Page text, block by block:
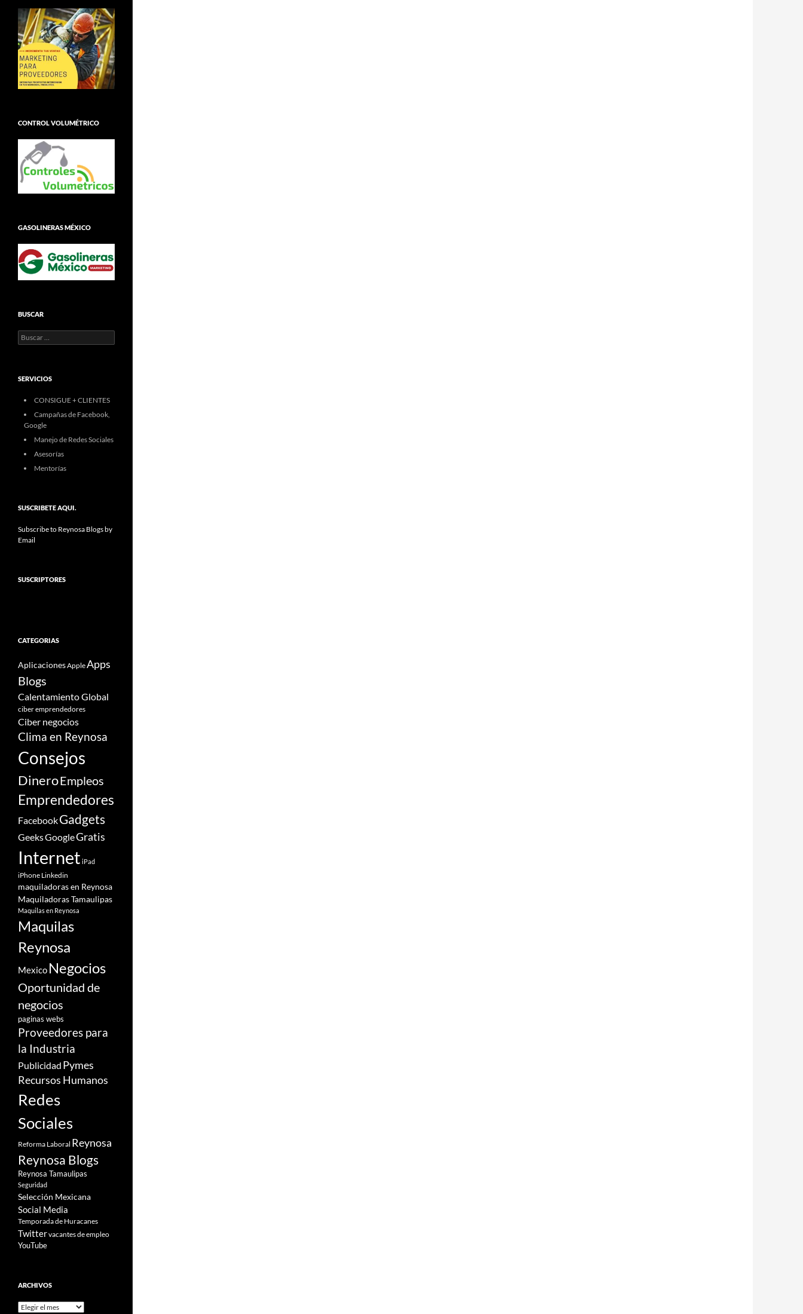
CONTROL VOLUMÉTRICO
GASOLINERAS MÉXICO
BUSCAR
Buscar:
SERVICIOS
CONSIGUE + CLIENTES
Campañas de Facebook,
Google
Manejo de Redes Sociales
Asesorías
Mentorías
SUSCRIBETE AQUI.
Subscribe to Reynosa Blogs by
Email
SUSCRIPTORES
CATEGORIAS
Aplicaciones AppleApps
Blogs
Calentamiento Global
ciber emprendedores
Ciber negocios
Clima en Reynosa
Consejos
DineroEmpleos
Emprendedores
FacebookGadgets
GeeksGoogleGratis
Internet iPad
iPhone Linkedin
maquiladoras en Reynosa
Maquiladoras Tamaulipas
Maquilas en Reynosa
Maquilas
Reynosa
Mexico Negocios
Oportunidad de
negocios
paginas webs
Proveedores para
la Industria
Publicidad Pymes
Recursos Humanos
Redes
Sociales
Reforma Laboral Reynosa
Reynosa Blogs
Reynosa Tamaulipas
Seguridad
Selección Mexicana
Social Media
Temporada de Huracanes
Twittervacantes de empleo
YouTube
ARCHIVOS
Archivos